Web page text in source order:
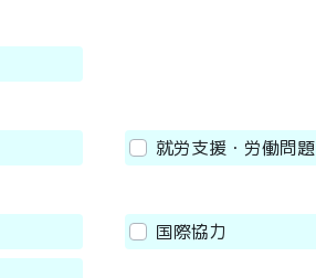
就労支援・労働問題
国際協力